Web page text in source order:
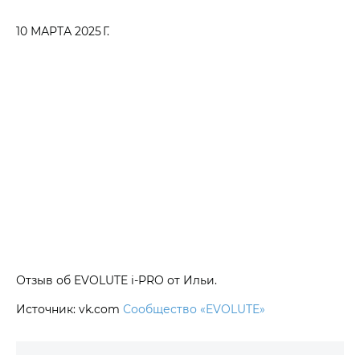
10 МАРТА 2025 Г.
Отзыв об EVOLUTE i‑PRO от Ильи.
Источник: vk.com Сообщество «EVOLUTE»